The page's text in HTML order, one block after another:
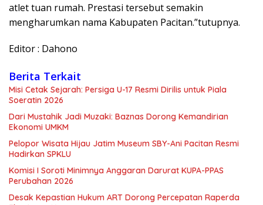
atlet tuan rumah. Prestasi tersebut semakin
mengharumkan nama Kabupaten Pacitan.”tutupnya.
Editor : Dahono
Berita Terkait
Misi Cetak Sejarah: Persiga U-17 Resmi Dirilis untuk Piala
Soeratin 2026
Dari Mustahik Jadi Muzaki: Baznas Dorong Kemandirian
Ekonomi UMKM
Pelopor Wisata Hijau Jatim Museum SBY-Ani Pacitan Resmi
Hadirkan SPKLU
Komisi I Soroti Minimnya Anggaran Darurat KUPA-PPAS
Perubahan 2026
Desak Kepastian Hukum ART Dorong Percepatan Raperda